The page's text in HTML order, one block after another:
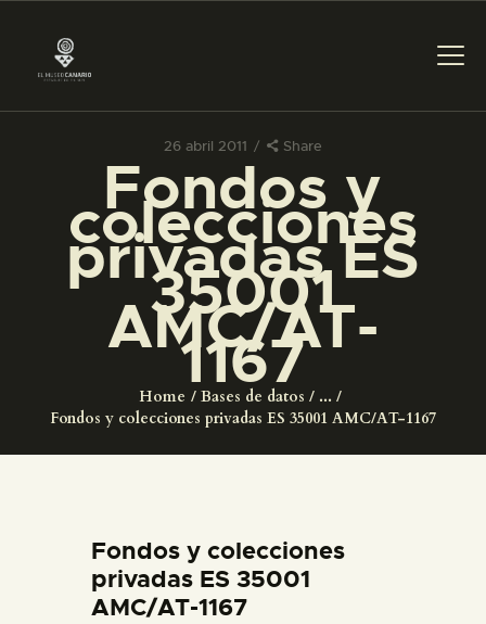
26 abril 2011 Share
Fondos y
colecciones
privadas ES
35001
AMC/AT-
1167
Home Bases de datos
...
Fondos y colecciones privadas ES 35001 AMC/AT-1167
PREPARAR LA VISITA
ACTIVIDADES
EL MUSEO
ESPAÑOL
Fondos y colecciones
privadas ES 35001
AMC/AT-1167